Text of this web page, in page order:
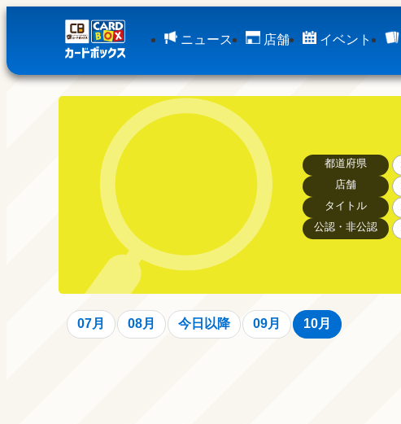
ニュース 店舗 イベント
都道府県
店舗
タイトル
公認・非公認
07月 08月 今日以降 09月 10月